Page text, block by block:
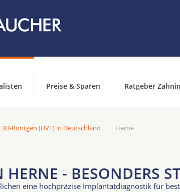
Preise & Sparen Ratgeber
3D-Röntgen (DVT) in Deutschland Herne
- BESONDERS
eine hochpräzise Implantatdiagnostik für